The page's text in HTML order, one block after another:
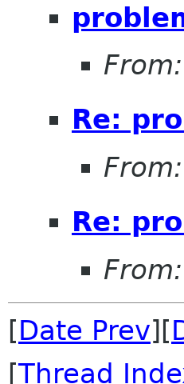
From:
Re:
From:
Re:
From:
[Date Prev][
[Thread